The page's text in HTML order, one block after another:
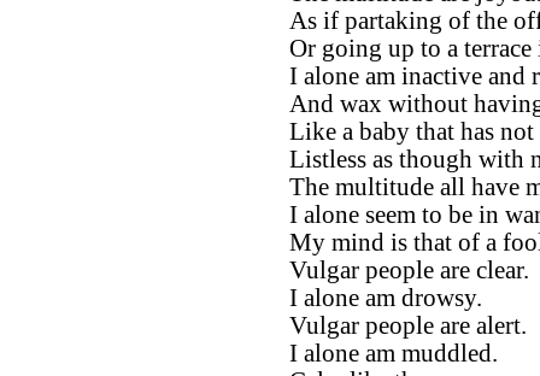
As if partaking of the
Or going up to a
I alone am inactive and
And wax without
Like a baby that has
Listless as though with
The multitude all have
I alone seem to be in
My mind is that of a
Vulgar people are clear.
I alone am drowsy.
Vulgar people are alert.
I alone am muddled.